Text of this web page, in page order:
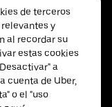
de terceros
y
al recordar su
estas cookies
a
cuenta de Uber,
o el "uso